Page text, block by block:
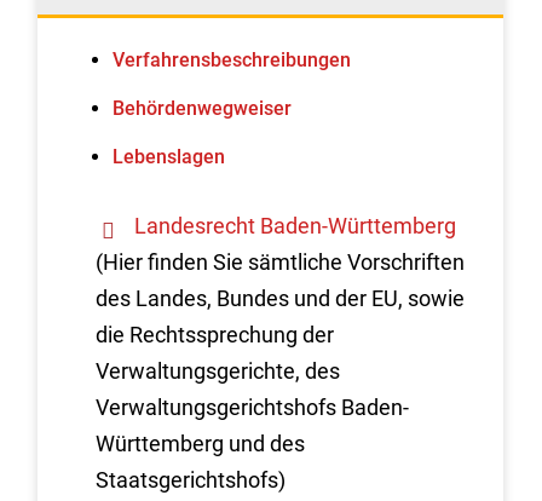
Verfahrens­beschreibungen
Behördenwegweiser
Lebenslagen
Landesrecht Baden-Württemberg
(Hier finden Sie sämtliche Vorschriften
des Landes, Bundes und der EU, sowie
die Rechtssprechung der
Verwaltungsgerichte, des
Verwaltungsgerichtshofs Baden-
Württemberg und des
Staatsgerichtshofs)